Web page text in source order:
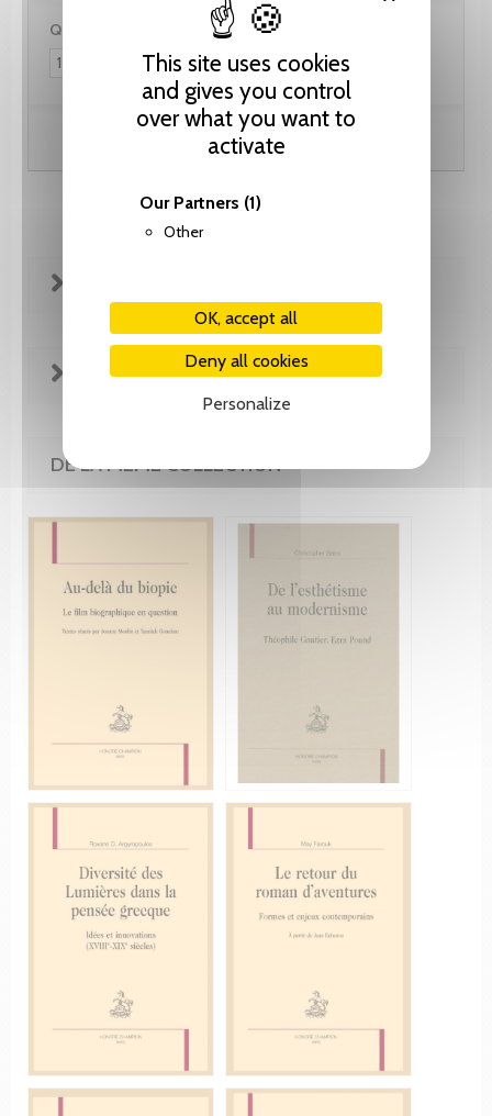
This site uses cookies
and gives you control
over what you want to
activate
Our Partners (1)
Other
OK, accept all
Deny all cookies
Personalize
Quantity:
Add to cart
EXTRAITS
DE LA MÊME COLLECTION